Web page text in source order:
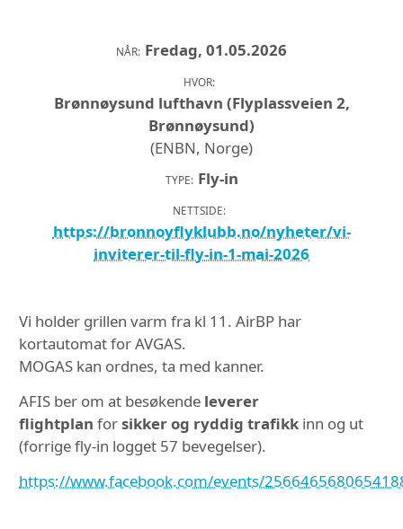
NÅR: Fredag, 01.05.2026
HVOR:
Brønnøysund lufthavn (Flyplassveien 2,
Brønnøysund)
(ENBN, Norge)
TYPE: Fly-in
NETTSIDE:
https://bronnoyflyklubb.no/nyheter/vi-
inviterer-til-fly-in-1-mai-2026
Vi holder grillen varm fra kl 11. AirBP har
kortautomat for AVGAS.
MOGAS kan ordnes, ta med kanner.
AFIS ber om at besøkende leverer
flightplan forsikker og ryddig trafikk inn og ut
(forrige fly-in logget 57 bevegelser).
https://www.facebook.com/events/